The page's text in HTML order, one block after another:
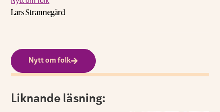
Lars Strannegård
Nytt om folk
Liknande läsning: